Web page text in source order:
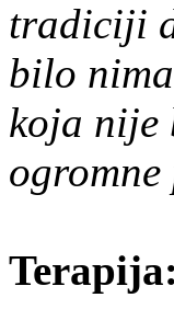
tradiciji
bilo
koja nije
Terapija: